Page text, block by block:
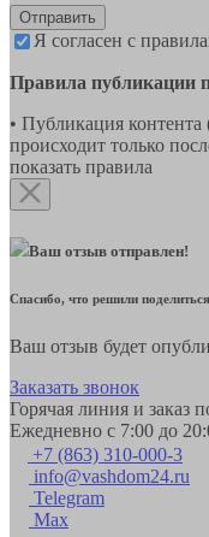
Отправить
Я согласен с
Правила публикации
• Публикация
происходит только
показать правила
Ваш отзыв отправлен!
Спасибо, что решили
Ваш отзыв будет
Заказать звонок
Горячая линия и заказ
Ежедневно с 7:00 до
+7 (863) 310-000-3
info@vashdom24.ru
Telegram
Max